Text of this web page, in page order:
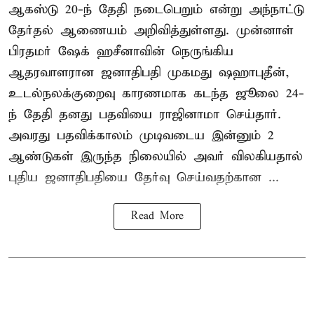
ஆகஸ்டு 20-ந் தேதி நடைபெறும் என்று அந்நாட்டு
தேர்தல் ஆணையம் அறிவித்துள்ளது. முன்னாள்
பிரதமர் ஷேக் ஹசீனாவின் நெருங்கிய
ஆதரவாளரான ஜனாதிபதி முகமது ஷஹாபுதீன்,
உடல்நலக்குறைவு காரணமாக கடந்த ஜூலை 24-
ந் தேதி தனது பதவியை ராஜினாமா செய்தார்.
அவரது பதவிக்காலம் முடிவடைய இன்னும் 2
ஆண்டுகள் இருந்த நிலையில் அவர் விலகியதால்
புதிய ஜனாதிபதியை தேர்வு செய்வதற்கான ...
Read More